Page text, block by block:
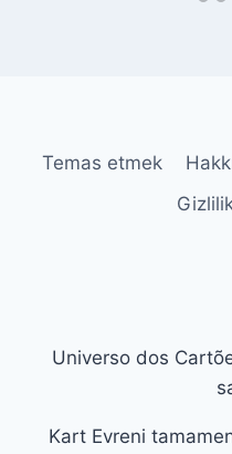
Temas etmek
© 2026 Universo dos
Kart Evreni